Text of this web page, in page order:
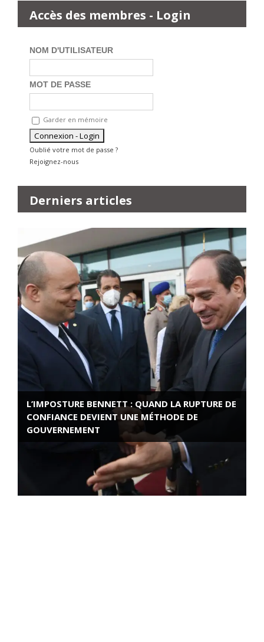
Accès des membres - Login
NOM D'UTILISATEUR
MOT DE PASSE
Garder en mémoire
Oublié votre mot de passe ?
Rejoignez-nous
Derniers articles
L’IMPOSTURE BENNETT : QUAND LA RUPTURE DE
CONFIANCE DEVIENT UNE MÉTHODE DE
GOUVERNEMENT
ROSE VALLAND, HEROÏNE DE LA RESISTANCE